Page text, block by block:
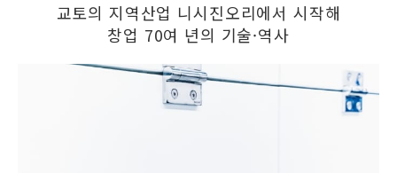
교토의 지역산업 니시진오리에서 시작해
창업 70여 년의 기술·역사